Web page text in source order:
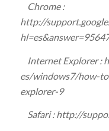
Chrome :
http://
Internet Explorer :
es/windows7/how-
explorer-9
Safari : http://